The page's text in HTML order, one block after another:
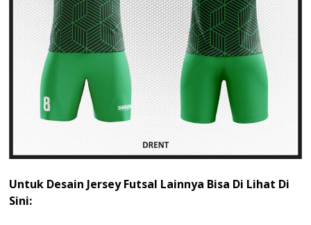
Untuk Desain Jersey Futsal Lainnya Bisa Di Lihat Di
Sini: